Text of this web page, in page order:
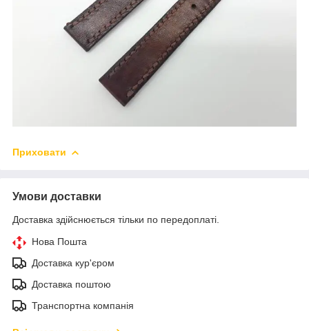
Приховати
Умови доставки
Доставка здійснюється тільки по передоплаті.
Нова Пошта
Доставка кур'єром
Доставка поштою
Транспортна компанія